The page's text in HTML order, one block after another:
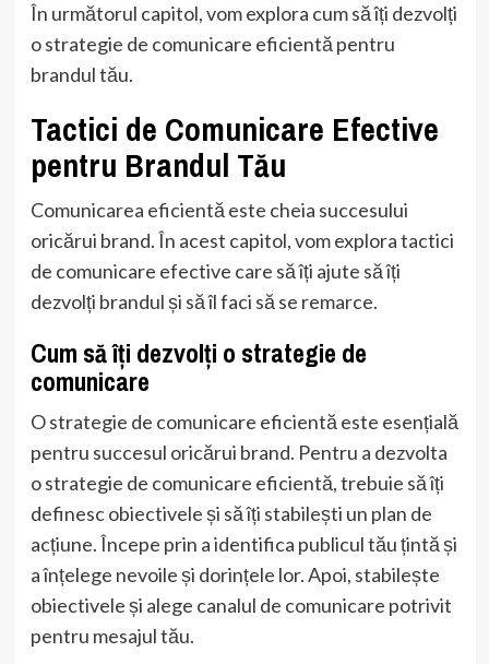
În următorul capitol, vom explora cum să îți dezvolți
o strategie de comunicare eficientă pentru
brandul tău.
Tactici de Comunicare Efective
pentru Brandul Tău
Comunicarea eficientă este cheia succesului
oricărui brand. În acest capitol, vom explora tactici
de comunicare efective care să îți ajute să îți
dezvolți brandul și să îl faci să se remarce.
Cum să îți dezvolți o strategie de
comunicare
O strategie de comunicare eficientă este esențială
pentru succesul oricărui brand. Pentru a dezvolta
o strategie de comunicare eficientă, trebuie să îți
definesc obiectivele și să îți stabilești un plan de
acțiune. Începe prin a identifica publicul tău țintă și
a înțelege nevoile și dorințele lor. Apoi, stabilește
obiectivele și alege canalul de comunicare potrivit
pentru mesajul tău.